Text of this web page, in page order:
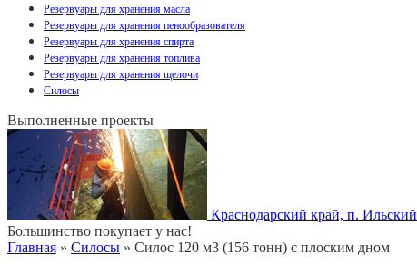
Резервуары для хранения масла
Резервуары для хранения пенообразователя
Резервуары для хранения спирта
Резервуары для хранения топлива
Резервуары для хранения щелочи
Силосы
Выполненные проекты
Краснодарский край, п. Ильский
Большинство покупает у нас!
Главная » Силосы » Силос 120 м3 (156 тонн) с плоским дном